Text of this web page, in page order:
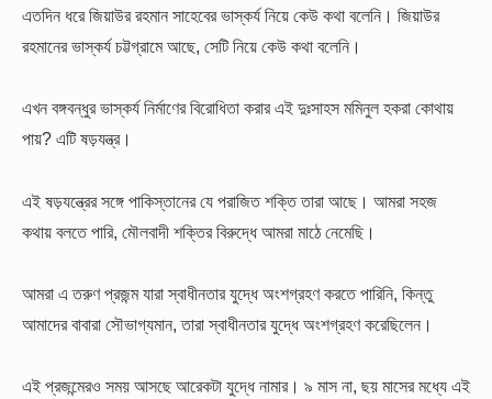
এতদিন ধরে জিয়াউর রহমান সাহেবের ভাস্কর্য নিয়ে কেউ কথা বলেনি। জিয়াউর
রহমানের ভাস্কর্য চট্টগ্রামে আছে, সেটি নিয়ে কেউ কথা বলেনি।
এখন বঙ্গবন্ধুর ভাস্কর্য নির্মাণের বিরোধিতা করার এই দুঃসাহস মমিনুল হকরা কোথায়
পায়? এটি ষড়যন্ত্র।
এই ষড়যন্ত্রের সঙ্গে পাকিস্তানের যে পরাজিত শক্তি তারা আছে। আমরা সহজ
কথায় বলতে পারি, মৌলবাদী শক্তির বিরুদ্ধে আমরা মাঠে নেমেছি।
আমরা এ তরুণ প্রজন্ম যারা স্বাধীনতার যুদ্ধে অংশগ্রহণ করতে পারিনি, কিন্তু
আমাদের বাবারা সৌভাগ্যমান, তারা স্বাধীনতার যুদ্ধে অংশগ্রহণ করেছিলেন।
এই প্রজন্মেরও সময় আসছে আরেকটা যুদ্ধে নামার। ৯ মাস না, ছয় মাসের মধ্যে এই